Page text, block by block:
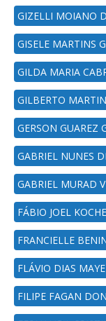
GIZELLI MOIANO
GISELE MARTINS
GILDA MARIA
GILBERTO
GERSON GUAREZ
GABRIEL NUNES
GABRIEL MURAD
FÁBIO JOEL
FRANCIELLE
FLÁVIO DIAS
FILIPE FAGAN